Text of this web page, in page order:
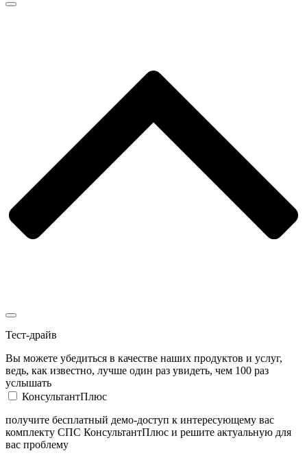
Тест-драйв
Вы можете убедиться в качестве наших продуктов и услуг,
ведь, как известно, лучше один раз увидеть, чем 100 раз
услышать
КонсультантПлюс
получите бесплатный демо-доступ к интересующему вас
комплекту СПС КонсультантПлюс и решите актуальную для
вас проблему